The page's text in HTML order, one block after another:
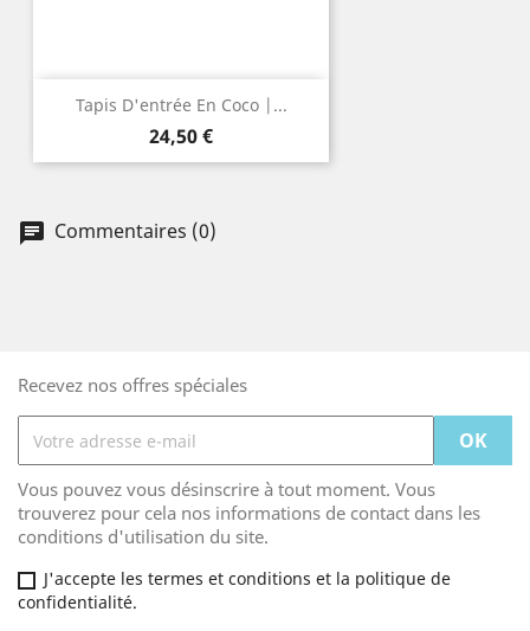
Tapis D'entrée En Coco |...
Prix
24,50 €
Commentaires (0)
Recevez nos offres spéciales
Vous pouvez vous désinscrire à tout moment. Vous
trouverez pour cela nos informations de contact dans les
conditions d'utilisation du site.
J'accepte les termes et conditions et la politique de
confidentialité.